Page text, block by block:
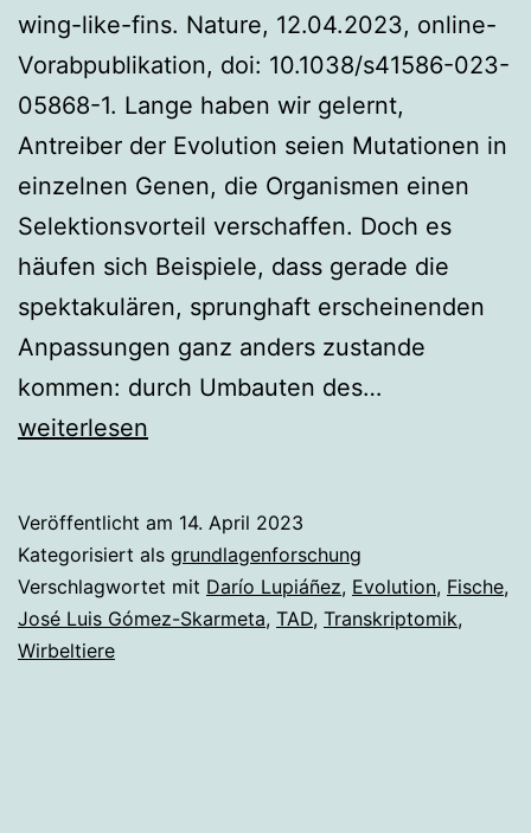
wing-like-fins. Nature, 12.04.2023, online-
Vorabpublikation, doi: 10.1038/s41586-023-
05868-1. Lange haben wir gelernt,
Antreiber der Evolution seien Mutationen in
einzelnen Genen, die Organismen einen
Selektionsvorteil verschaffen. Doch es
häufen sich Beispiele, dass gerade die
spektakulären, sprunghaft erscheinenden
Anpassungen ganz anders zustande
kommen: durch Umbauten des…
Segelflossen
kamen
weiterlesen
Veröffentlicht am 14. April 2023
Kategorisiert als grundlagenforschung
Verschlagwortet mit Darío Lupiáñez, Evolution, Fische,
José Luis Gómez-Skarmeta, TAD, Transkriptomik,
Wirbeltiere